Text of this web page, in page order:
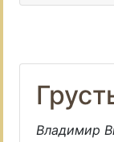
Владимир